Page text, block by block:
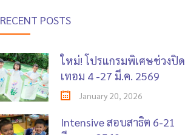
RECENT POSTS
ใหม่! โปรแกรมพิเศษช่วงปิด
เทอม 4 -27 มี.ค. 2569
January 20, 2026
Intensive สอบสาธิต 6-21